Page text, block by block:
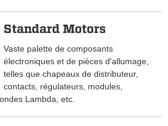
Standard Motors
Vaste palette de composants
électroniques et de pièces d'allumage,
telles que chapeaux de distributeur,
contacts, régulateurs, modules,
Lambda, etc.